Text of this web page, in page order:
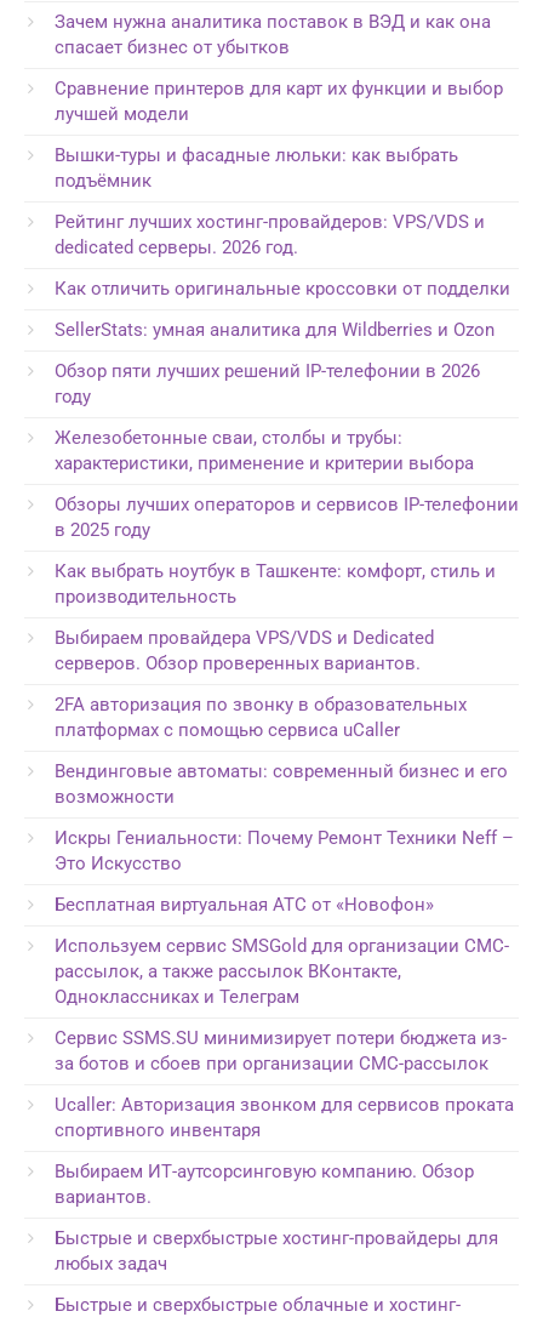
Зачем нужна аналитика поставок в ВЭД и как она
спасает бизнес от убытков
Сравнение принтеров для карт их функции и выбор
лучшей модели
Вышки-туры и фасадные люльки: как выбрать
подъёмник
Рейтинг лучших хостинг-провайдеров: VPS/VDS и
dedicated серверы. 2026 год.
Как отличить оригинальные кроссовки от подделки
SellerStats: умная аналитика для Wildberries и Ozon
Обзор пяти лучших решений IP-телефонии в 2026
году
Железобетонные сваи, столбы и трубы:
характеристики, применение и критерии выбора
Обзоры лучших операторов и сервисов IP-телефонии
в 2025 году
Как выбрать ноутбук в Ташкенте: комфорт, стиль и
производительность
Выбираем провайдера VPS/VDS и Dedicated
серверов. Обзор проверенных вариантов.
2FA авторизация по звонку в образовательных
платформах с помощью сервиса uCaller
Вендинговые автоматы: современный бизнес и его
возможности
Искры Гениальности: Почему Ремонт Техники Neff –
Это Искусство
Бесплатная виртуальная АТС от «Новофон»
Используем сервис SMSGold для организации СМС-
рассылок, а также рассылок ВКонтакте,
Одноклассниках и Телеграм
Сервис SSMS.SU минимизирует потери бюджета из-
за ботов и сбоев при организации СМС-рассылок
Ucaller: Авторизация звонком для сервисов проката
спортивного инвентаря
Выбираем ИТ-аутсорсинговую компанию. Обзор
вариантов.
Быстрые и сверхбыстрые хостинг-провайдеры для
любых задач
Быстрые и сверхбыстрые облачные и хостинг-